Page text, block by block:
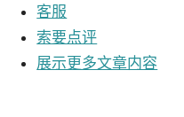
客服
索要点评
展示更多文章内容